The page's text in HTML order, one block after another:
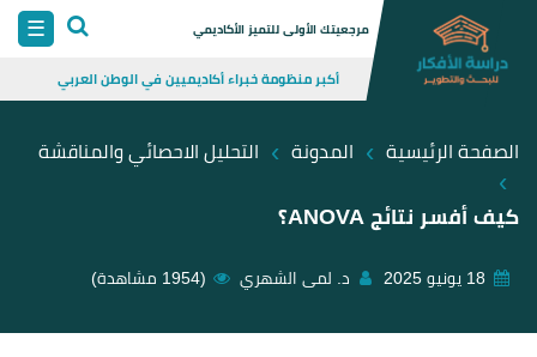
Skip
☰ مرجعيتك الأولى للتميز الأكاديمي
أكبر منظومة خبراء أكاديميين في الوطن العربي
الصفحة الرئيسية › المدونة › التحليل الاحصائي والمناقشة
›
كيف أفسر نتائج ANOVA؟
د. لمى الشهري (1954 مشاهدة)